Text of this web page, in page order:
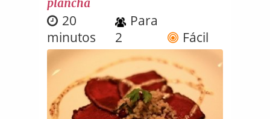
plancha
20
minutos
Para
2
Fácil